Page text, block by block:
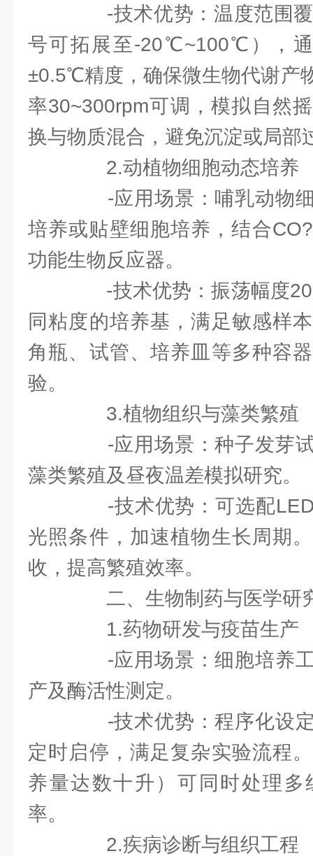
-技术优势：温度范围
号可拓展至-20℃~100℃），
±0.5℃精度，确保微生物代谢产
率30~300rpm可调，模拟自然
换与物质混合，避免沉淀或局部
2.动植物细胞动态培养
-应用场景：哺乳动物细
培养或贴壁细胞培养，结合
功能生物反应器。
-技术优势：振荡幅度
同粘度的培养基，满足敏感样
角瓶、试管、培养皿等多种容
验。
3.植物组织与藻类繁殖
-应用场景：种子发芽试
藻类繁殖及昼夜温差模拟研究。
-技术优势：可选配LED
光照条件，加速植物生长周期
收，提高繁殖效率。
二、生物制药与医学研
1.药物研发与疫苗生产
-应用场景：细胞培养工
产及酶活性测定。
-技术优势：程序化设定
定时启停，满足复杂实验流程
养量达数十升）可同时处理
率。
2.疾病诊断与组织工程